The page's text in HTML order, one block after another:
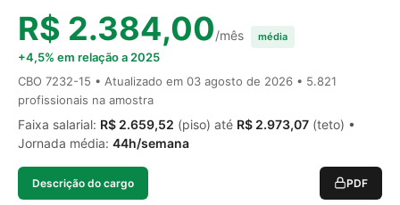
R$ 2.384,00/mês média
+4,5% em relação a 2025
CBO 7232-15 • Atualizado em 03 agosto de 2026 • 5.821
profissionais na amostra
Faixa salarial: R$ 2.659,52 (piso) até R$ 2.973,07 (teto) •
Jornada média: 44h/semana
Descrição do cargo PDF